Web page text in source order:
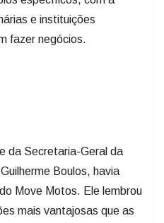
e instituições
fazer negócios.
da Secretaria-Geral da
Boulos, havia
Move Motos. Ele lembrou
mais vantajosas que as